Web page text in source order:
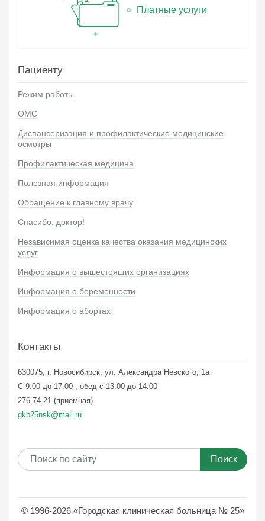
Платные услуги
Пациенту
Режим работы
ОМС
Диспансеризация и профилактические медицинские
осмотры
Профилактическая медицина
Полезная информация
Обращение к главному врачу
Спасибо, доктор!
Независимая оценка качества оказания медицинских
услуг
Информация о вышестоящих организациях
Информация о беременности
Информация о абортах
Контакты
630075, г. Новосибирск, ул. Александра Невского, 1а
С 9:00 до 17:00 , обед с 13.00 до 14.00
276-74-21 (приемная)
gkb25nsk@mail.ru
Поиск
© 1996-2026 «Городская клиническая больница № 25»